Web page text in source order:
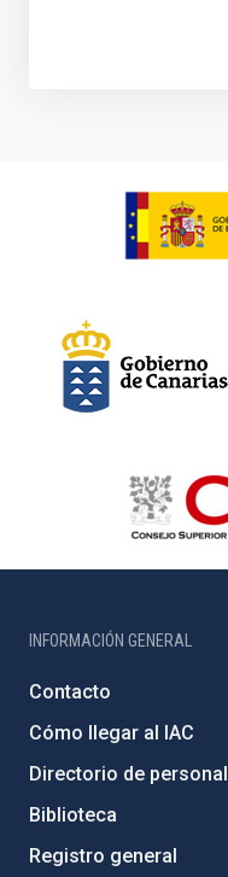
INFORMACIÓN GENERAL
Contacto
Cómo llegar al IAC
Directorio de personal
Biblioteca
Registro general